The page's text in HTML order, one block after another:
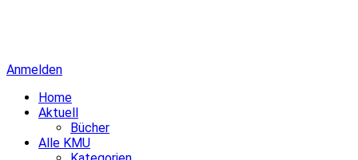
Anmelden
Home
Aktuell
Bücher
Alle KMU